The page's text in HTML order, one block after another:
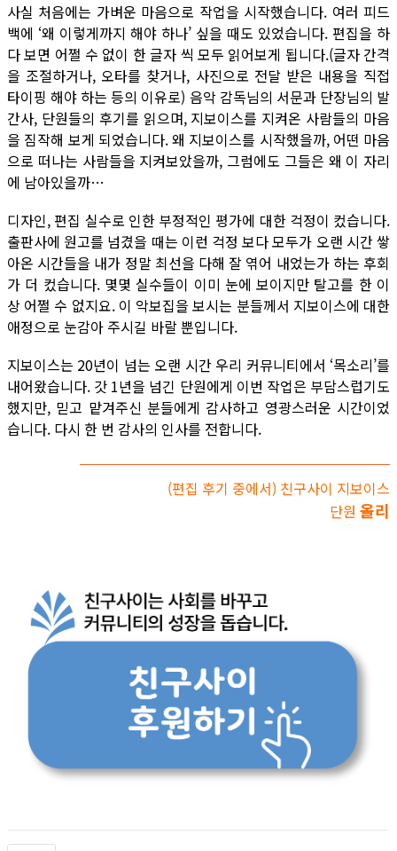
사실 처음에는 가벼운 마음으로 작업을 시작했습니다. 여러 피드
백에 ‘왜 이렇게까지 해야 하나’ 싶을 때도 있었습니다. 편집을 하
다 보면 어쩔 수 없이 한 글자 씩 모두 읽어보게 됩니다.(글자 간격
을 조절하거나, 오타를 찾거나, 사진으로 전달 받은 내용을 직접
타이핑 해야 하는 등의 이유로) 음악 감독님의 서문과 단장님의 발
간사, 단원들의 후기를 읽으며, 지보이스를 지켜온 사람들의 마음
을 짐작해 보게 되었습니다. 왜 지보이스를 시작했을까, 어떤 마음
으로 떠나는 사람들을 지켜보았을까, 그럼에도 그들은 왜 이 자리
에 남아있을까…
디자인, 편집 실수로 인한 부정적인 평가에 대한 걱정이 컸습니다.
출판사에 원고를 넘겼을 때는 이런 걱정 보다 모두가 오랜 시간 쌓
아온 시간들을 내가 정말 최선을 다해 잘 엮어 내었는가 하는 후회
가 더 컸습니다. 몇몇 실수들이 이미 눈에 보이지만 탈고를 한 이
상 어쩔 수 없지요. 이 악보집을 보시는 분들께서 지보이스에 대한
애정으로 눈감아 주시길 바랄 뿐입니다.
지보이스는 20년이 넘는 오랜 시간 우리 커뮤니티에서 ‘목소리’를
내어왔습니다. 갓 1년을 넘긴 단원에게 이번 작업은 부담스럽기도
했지만, 믿고 맡겨주신 분들에게 감사하고 영광스러운 시간이었
습니다. 다시 한 번 감사의 인사를 전합니다.
(편집 후기 중에서) 친구사이 지보이스
단원 올리